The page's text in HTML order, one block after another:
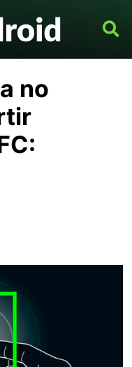
no